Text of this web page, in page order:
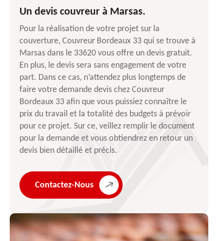
Un devis couvreur à Marsas.
Pour la réalisation de votre projet sur la
couverture, Couvreur Bordeaux 33 qui se trouve à
Marsas dans le 33620 vous offre un devis gratuit.
En plus, le devis sera sans engagement de votre
part. Dans ce cas, n’attendez plus longtemps de
faire votre demande devis chez Couvreur
Bordeaux 33 afin que vous puissiez connaître le
prix du travail et la totalité des budgets à prévoir
pour ce projet. Sur ce, veillez remplir le document
pour la demande et vous obtiendrez en retour un
devis bien détaillé et précis.
Contactez-Nous